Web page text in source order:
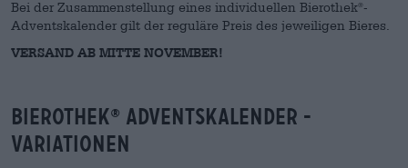
Bei der Zusammenstellung eines individuellen Bierothek® -
Adventskalender gilt der reguläre Preis des jeweiligen Bieres.
VERSAND AB MITTE NOVEMBER!
Bierothek® Adventskalender -
Variationen